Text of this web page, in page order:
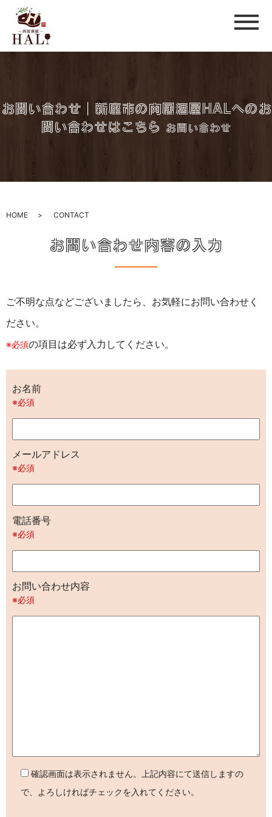
メ
お問い合わせ｜新座市の肉居酒屋HALへのお
問い合わせはこちら お問い合わせ
HOME CONTACT
お問い合わせ内容の入力
ご不明な点などございましたら、お気軽にお問い合わせく
ださい。
※必須の項目は必ず入力してください。
お名前
※必須
メールアドレス
※必須
電話番号
※必須
お問い合わせ内容
※必須
確認画面は表示されません。上記内容にて送信しますの
で、よろしければチェックを入れてください。